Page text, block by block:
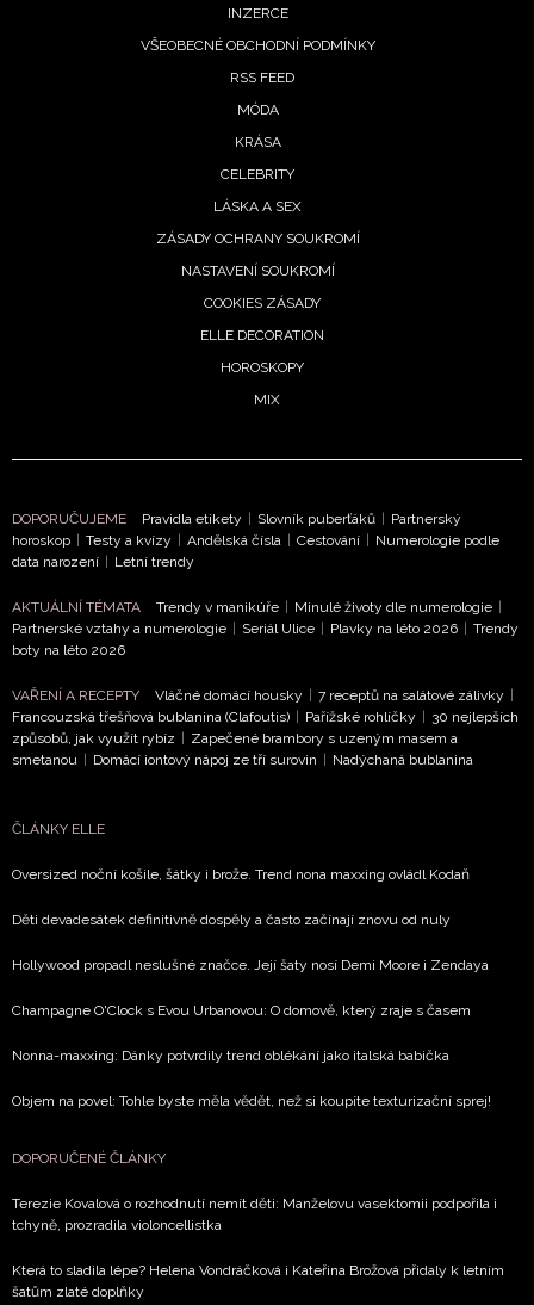
NEWSLETTER
Přihlášením k newsletteru souhlasíte s
Obchodními
potvrzujete, že jste se seznámili seZásadami
ochrany soukromí- BurdaMedia Extra s.r.o. bude s
Vašimi údaji pracovat zejména k organizaci a
Chcete navíc dostávat i další zajímavé a exkluzivní
zpracováním údajů k tomuto účelu podle Zásad ochrany
INZERCE
VŠEOBECNÉ OBCHODNÍ PODMÍNKY
RSS FEED
MÓDA
KRÁSA
CELEBRITY
LÁSKA A SEX
ZÁSADY OCHRANY SOUKROMÍ
NASTAVENÍ SOUKROMÍ
COOKIES ZÁSADY
ELLE DECORATION
HOROSKOPY
MIX
DOPORUČUJEME Pravidla etikety | Slovník puberťáků | Partnerský
horoskop | Testy a kvízy | Andělská čísla | Cestování | Numerologie podle
data narození | Letní trendy
AKTUÁLNÍ TÉMATA Trendy v manikúře | Minulé životy dle numerologie |
Partnerské vztahy a numerologie | Seriál Ulice | Plavky na léto 2026 | Trendy
boty na léto 2026
VAŘENÍ A RECEPTY Vláčné domácí housky | 7 receptů na salátové zálivky |
Francouzská třešňová bublanina (Clafoutis) | Pařížské rohlíčky | 30 nejlepších
způsobů, jak využít rybíz | Zapečené brambory s uzeným masem a
smetanou | Domácí iontový nápoj ze tří surovin | Nadýchaná bublanina
ČLÁNKY ELLE
Oversized noční košile, šátky i brože. Trend nona maxxing ovládl Kodaň
Děti devadesátek definitivně dospěly a často začínají znovu od nuly
Hollywood propadl neslušné značce. Její šaty nosí Demi Moore i Zendaya
Champagne O'Clock s Evou Urbanovou: O domově, který zraje s časem
Nonna-maxxing: Dánky potvrdily trend oblékání jako italská babička
Objem na povel: Tohle byste měla vědět, než si koupíte texturizační sprej!
DOPORUČENÉ ČLÁNKY
Terezie Kovalová o rozhodnutí nemít děti: Manželovu vasektomii podpořila i
tchyně, prozradila violoncellistka
Která to sladila lépe? Helena Vondráčková i Kateřina Brožová přidaly k letním
šatům zlaté doplňky